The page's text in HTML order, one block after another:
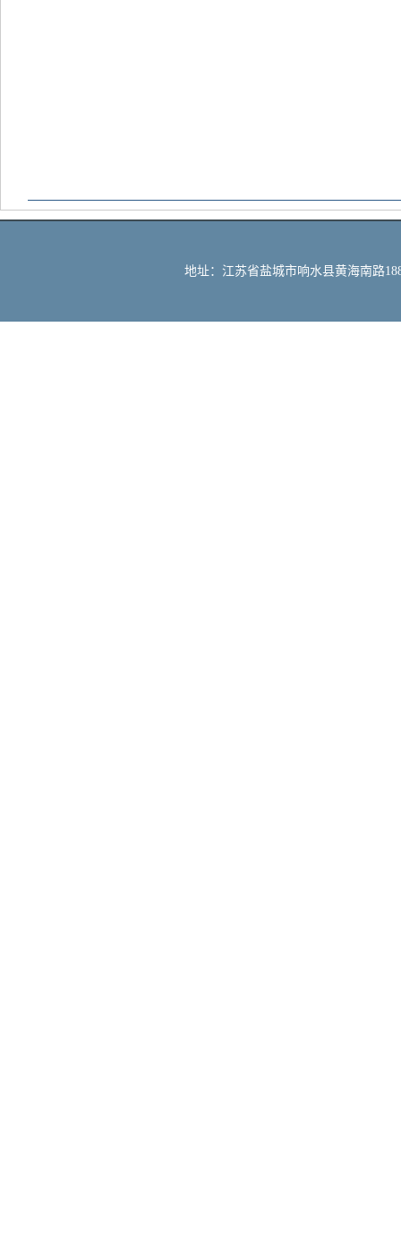
地址：江苏省盐城市响水县黄海南